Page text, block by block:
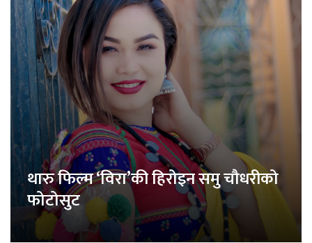
थारु फिल्म ‘विरा’की हिरोइन समु चौधरीको
फोटोसुट